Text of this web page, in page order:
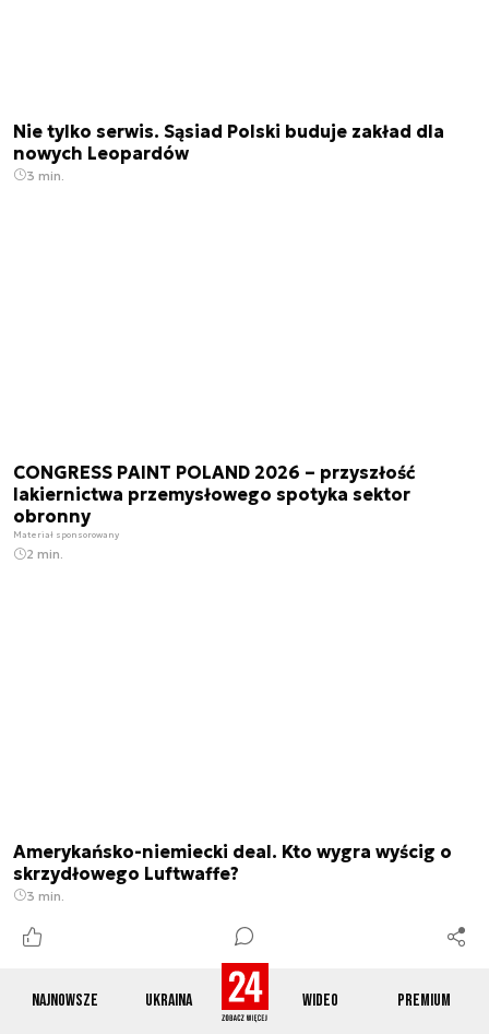
Najnowsze Ukraina Wideo Premium
Nie tylko serwis. Sąsiad Polski buduje zakład dla
nowych Leopardów
3 min.
CONGRESS PAINT POLAND 2026 – przyszłość
lakiernictwa przemysłowego spotyka sektor
obronny
Materiał sponsorowany
2 min.
Amerykańsko-niemiecki deal. Kto wygra wyścig o
skrzydłowego Luftwaffe?
3 min.